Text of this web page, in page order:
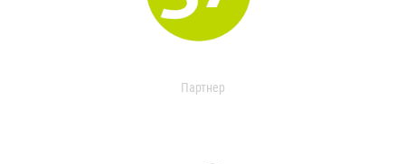
Партнер